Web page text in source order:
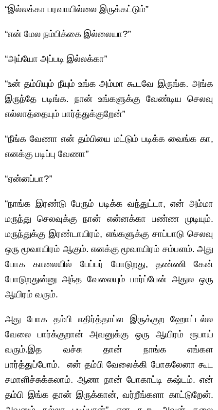
“இல்லக்கா பரவாயில்லை இருக்கட்டும்”
“என் மேல நம்பிக்கை இல்லையா?”
“அய்யோ அப்படி இல்லக்கா”
“உன் தம்பியும் நீயும் உங்க அம்மா கூடவே இருங்க. அங்க
இருந்தே படிங்க. நான் உங்களுக்கு வேண்டிய செலவு
எல்லாத்தையும் பார்த்துக்குறேன்”
“நீங்க வேணா என் தம்பியை மட்டும் படிக்க வைங்க கா,
எனக்கு படிப்பு வேணா”
“ஏன்னப்பா?”
“நாங்க இரண்டு பேரும் படிக்க வந்துட்டா, என் அம்மா
மருந்து செலவுக்கு நான் என்னக்கா பண்ண முடியும்.
மருந்துக்கு இரண்டாயிரம், எங்களுக்கு சாப்பாடு செலவு
ஒரு மூவாயிரம் ஆகும். எனக்கு மூவாயிரம் சம்பளம். அது
போக காலையில் பேப்பர் போடுறது, தண்ணி கேன்
போடுறதுன்னு அந்த வேலையும் பார்ப்பேன் அதுல ஒரு
ஆயிரம் வரும்.
அது போக தம்பி எதிர்த்தாப்ல இருக்குற ஹோட்டல்ல
வேலை பார்க்குறான் அவனுக்கு ஒரு ஆயிரம் ரூபாய்
வரும்.இத வச்சு தான் நாங்க எங்கள
பார்த்துப்போம். என் தம்பி வேலைக்கி போகலேனா கூட
சமாளிச்சுக்கலாம்‌. ஆனா நான் போகாட்டி கஷ்டம். என்
தம்பி இங்க தான் இருக்கான், வர்றீங்களா காட்டுறேன்.